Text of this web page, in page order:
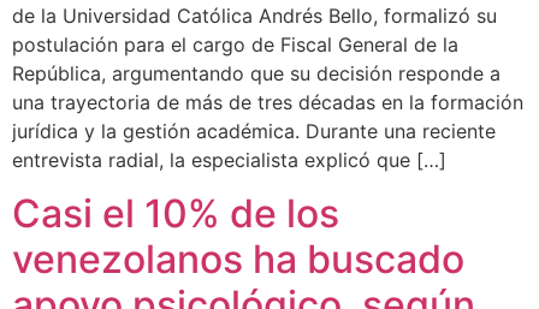
de la Universidad Católica Andrés Bello, formalizó su
postulación para el cargo de Fiscal General de la
República, argumentando que su decisión responde a
una trayectoria de más de tres décadas en la formación
jurídica y la gestión académica. Durante una reciente
entrevista radial, la especialista explicó que […]
Casi el 10% de los
venezolanos ha buscado